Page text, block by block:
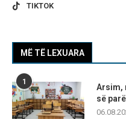
TIKTOK
MË TË LEXUARA
1
Arsim,
së